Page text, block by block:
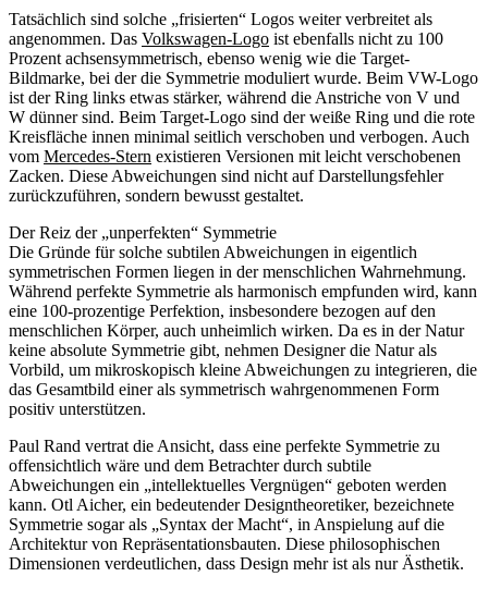
Tatsächlich sind solche „frisierten“ Logos weiter verbreitet als
angenommen. Das Volkswagen-Logo ist ebenfalls nicht zu 100
Prozent achsensymmetrisch, ebenso wenig wie die Target-
Bildmarke, bei der die Symmetrie moduliert wurde. Beim VW-Logo
ist der Ring links etwas stärker, während die Anstriche von V und
W dünner sind. Beim Target-Logo sind der weiße Ring und die rote
Kreisfläche innen minimal seitlich verschoben und verbogen. Auch
vom Mercedes-Stern existieren Versionen mit leicht verschobenen
Zacken. Diese Abweichungen sind nicht auf Darstellungsfehler
zurückzuführen, sondern bewusst gestaltet.
Der Reiz der „unperfekten“ Symmetrie
Die Gründe für solche subtilen Abweichungen in eigentlich
symmetrischen Formen liegen in der menschlichen Wahrnehmung.
Während perfekte Symmetrie als harmonisch empfunden wird, kann
eine 100-prozentige Perfektion, insbesondere bezogen auf den
menschlichen Körper, auch unheimlich wirken. Da es in der Natur
keine absolute Symmetrie gibt, nehmen Designer die Natur als
Vorbild, um mikroskopisch kleine Abweichungen zu integrieren, die
das Gesamtbild einer als symmetrisch wahrgenommenen Form
positiv unterstützen.
Paul Rand vertrat die Ansicht, dass eine perfekte Symmetrie zu
offensichtlich wäre und dem Betrachter durch subtile
Abweichungen ein „intellektuelles Vergnügen“ geboten werden
kann. Otl Aicher, ein bedeutender Designtheoretiker, bezeichnete
Symmetrie sogar als „Syntax der Macht“, in Anspielung auf die
Architektur von Repräsentationsbauten. Diese philosophischen
Dimensionen verdeutlichen, dass Design mehr ist als nur Ästhetik.